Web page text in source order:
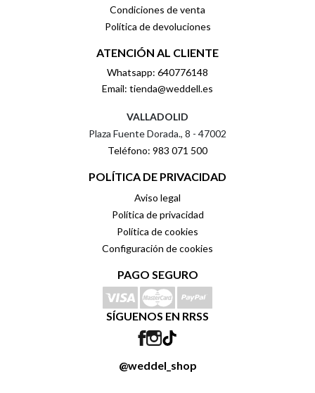
Condiciones de venta
Política de devoluciones
ATENCIÓN AL CLIENTE
Whatsapp: 640776148
Email: tienda@weddell.es
VALLADOLID
Plaza Fuente Dorada., 8 - 47002
Teléfono: 983 071 500
POLÍTICA DE PRIVACIDAD
Aviso legal
Política de privacidad
Política de cookies
Configuración de cookies
PAGO SEGURO
SÍGUENOS EN RRSS
@weddel_shop